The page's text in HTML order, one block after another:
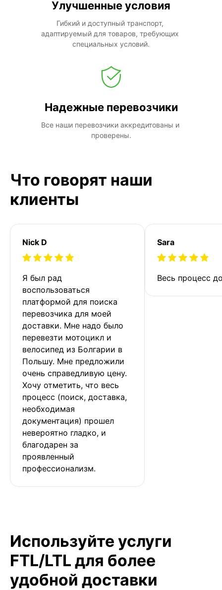
Улучшенные условия
Гибкий и доступный транспорт,
адаптируемый для товаров, требующих
специальных условий.
Надежные перевозчики
Все наши перевозчики аккредитованы и
проверены.
Что говорят наши
клиенты
Nick D
Я был рад
воспользоваться
платформой для поиска
перевозчика для моей
доставки. Мне надо было
перевезти мотоцикл и
велосипед из Болгарии в
Польшу. Мне предложили
очень справедливую цену.
Хочу отметить, что весь
процесс (поиск, доставка,
необходимая
документация) прошел
невероятно гладко, и
благодарен за
проявленный
профессионализм.
Sara
Весь процесс
Используйте услуги
FTL/LTL для более
удобной доставки